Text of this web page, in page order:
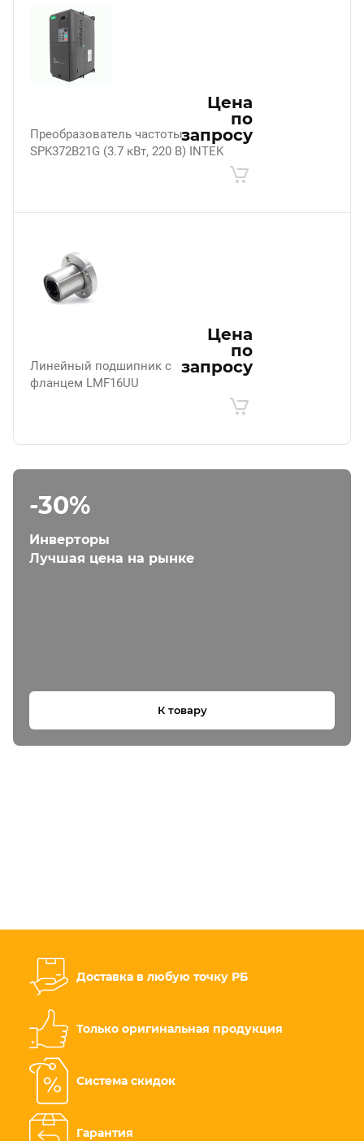
Преобразователь частоты
SPK372B21G (3.7 кВт, 220 В) INTEK
Цена
по
запросу
Линейный подшипник с
фланцем LMF16UU
Цена
по
запросу
-30%
Инверторы
Лучшая цена на рынке
К товару
Доставка в любую точку РБ
Только оригинальная продукция
Система скидок
Гарантия